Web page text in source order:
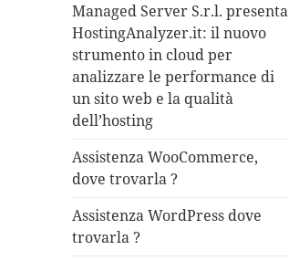
Managed Server S.r.l. presenta
HostingAnalyzer.it: il nuovo
strumento in cloud per
analizzare le performance di
un sito web e la qualità
dell’hosting
Assistenza WooCommerce,
dove trovarla ?
Assistenza WordPress dove
trovarla ?